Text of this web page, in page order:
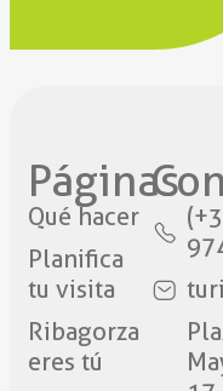
Páginas
Qué hacer
Planifica
tu visita
Ribagorza
eres tú